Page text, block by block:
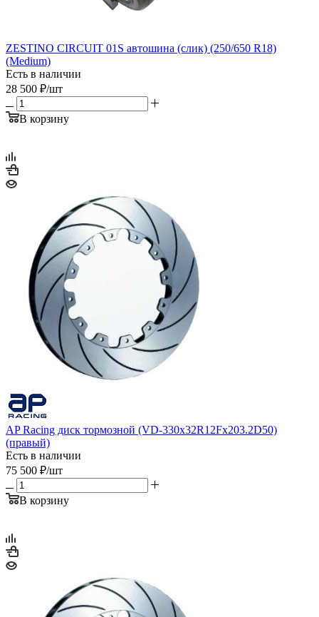
ZESTINO CIRCUIT 01S автошина (слик) (250/650 R18)
(Medium)
Есть в наличии
28 500 ₽/шт
В корзину
AP Racing диск тормозной (VD-330x32R12Fx203.2D50)
(правый)
Есть в наличии
75 500 ₽/шт
В корзину